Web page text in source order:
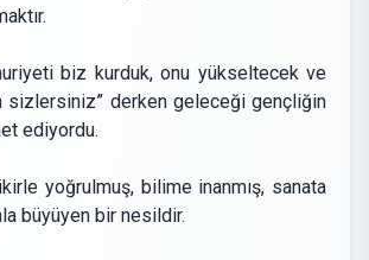
biz kurduk, onu yükseltecek ve
sizlersiniz” derken geleceği gençliğin
ediyordu.
yoğrulmuş, bilime inanmış, sanata
büyüyen bir nesildir.